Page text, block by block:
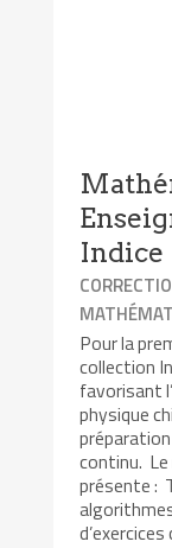
Indice
Pour la
collection
favorisant
physique
continu. Le
présente :